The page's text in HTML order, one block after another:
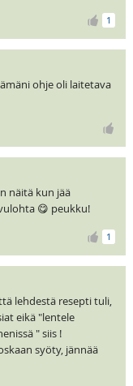
1
ohje oli laitetava
näitä kun jää
😋 peukku!
1
lehdestä resepti tuli,
eikä "lentele
" siis !
syöty, jännää